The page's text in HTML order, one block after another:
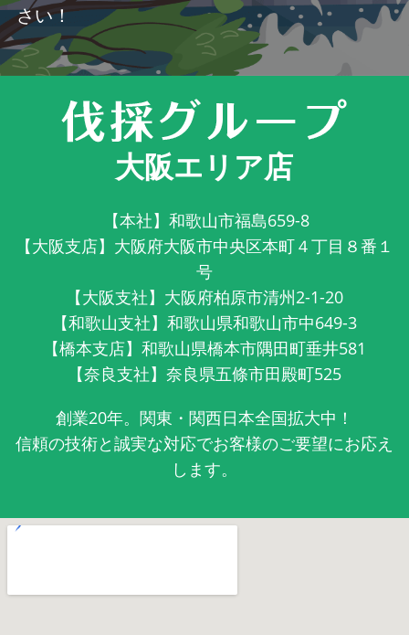
さい！
大阪エリア店
【本社】和歌山市福島659-8
【大阪支店】大阪府大阪市中央区本町４丁目８番１
号
【大阪支社】大阪府柏原市清州2-1-20
【和歌山支社】和歌山県和歌山市中649-3
【橋本支店】和歌山県橋本市隅田町垂井581
【奈良支社】奈良県五條市田殿町525
創業20年。関東・関西日本全国拡大中！
信頼の技術と誠実な対応でお客様のご要望にお応え
します。